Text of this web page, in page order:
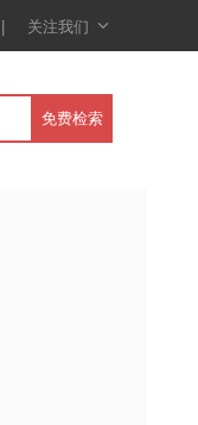
关注我们 